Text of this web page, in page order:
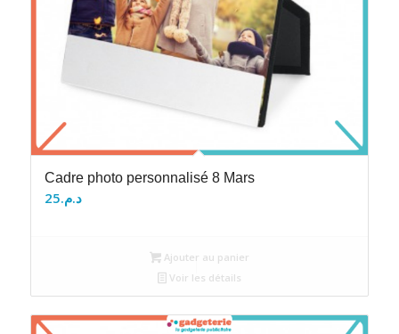
Cadre photo personnalisé 8 Mars
د.م.25
Ajouter au panier
Voir les détails